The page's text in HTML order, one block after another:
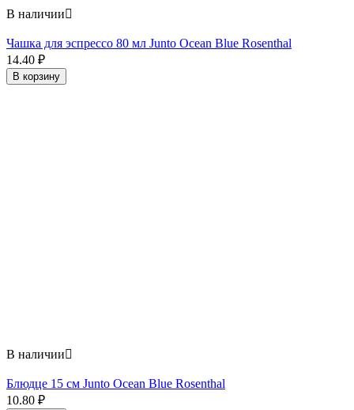
В наличии
Чашка для эспрессо 80 мл Junto Ocean Blue Rosenthal
14.40 ₽
В корзину
В наличии
Блюдце 15 см Junto Ocean Blue Rosenthal
10.80 ₽